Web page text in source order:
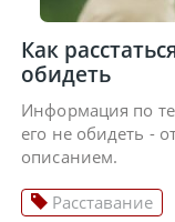
Как
обидеть
Информация по
его не обидеть -
описанием.
Расставание